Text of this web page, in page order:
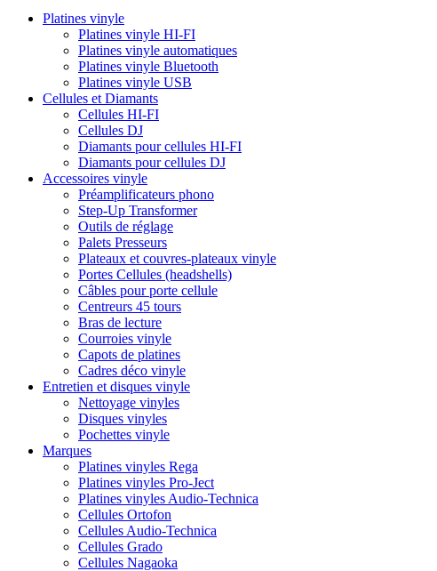
Platines vinyle
Platines vinyle HI-FI
Platines vinyle automatiques
Platines vinyle Bluetooth
Platines vinyle USB
Cellules et Diamants
Cellules HI-FI
Cellules DJ
Diamants pour cellules HI-FI
Diamants pour cellules DJ
Accessoires vinyle
Préamplificateurs phono
Step-Up Transformer
Outils de réglage
Palets Presseurs
Plateaux et couvres-plateaux vinyle
Portes Cellules (headshells)
Câbles pour porte cellule
Centreurs 45 tours
Bras de lecture
Courroies vinyle
Capots de platines
Cadres déco vinyle
Entretien et disques vinyle
Nettoyage vinyles
Disques vinyles
Pochettes vinyle
Marques
Platines vinyles Rega
Platines vinyles Pro-Ject
Platines vinyles Audio-Technica
Cellules Ortofon
Cellules Audio-Technica
Cellules Grado
Cellules Nagaoka